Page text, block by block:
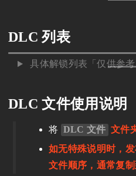
DLC 列表
具体解锁列表「仅供参
DLC 文件使用说明
将 DLC 文件 文件
如无特殊说明时，
文件顺序，通常复